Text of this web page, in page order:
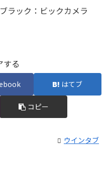
ラック：ビックカメラ
する
はてブ
コピー
ウインタブ